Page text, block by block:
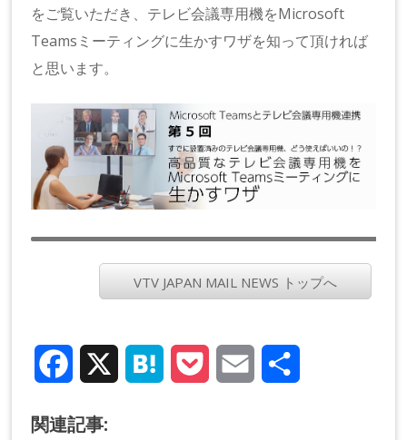
をご覧いただき、テレビ会議専用機をMicrosoft
Teamsミーティングに生かすワザを知って頂ければ
と思います。
VTV JAPAN MAIL NEWS トップへ
Facebook Hatena Pocket Email
関連記事: